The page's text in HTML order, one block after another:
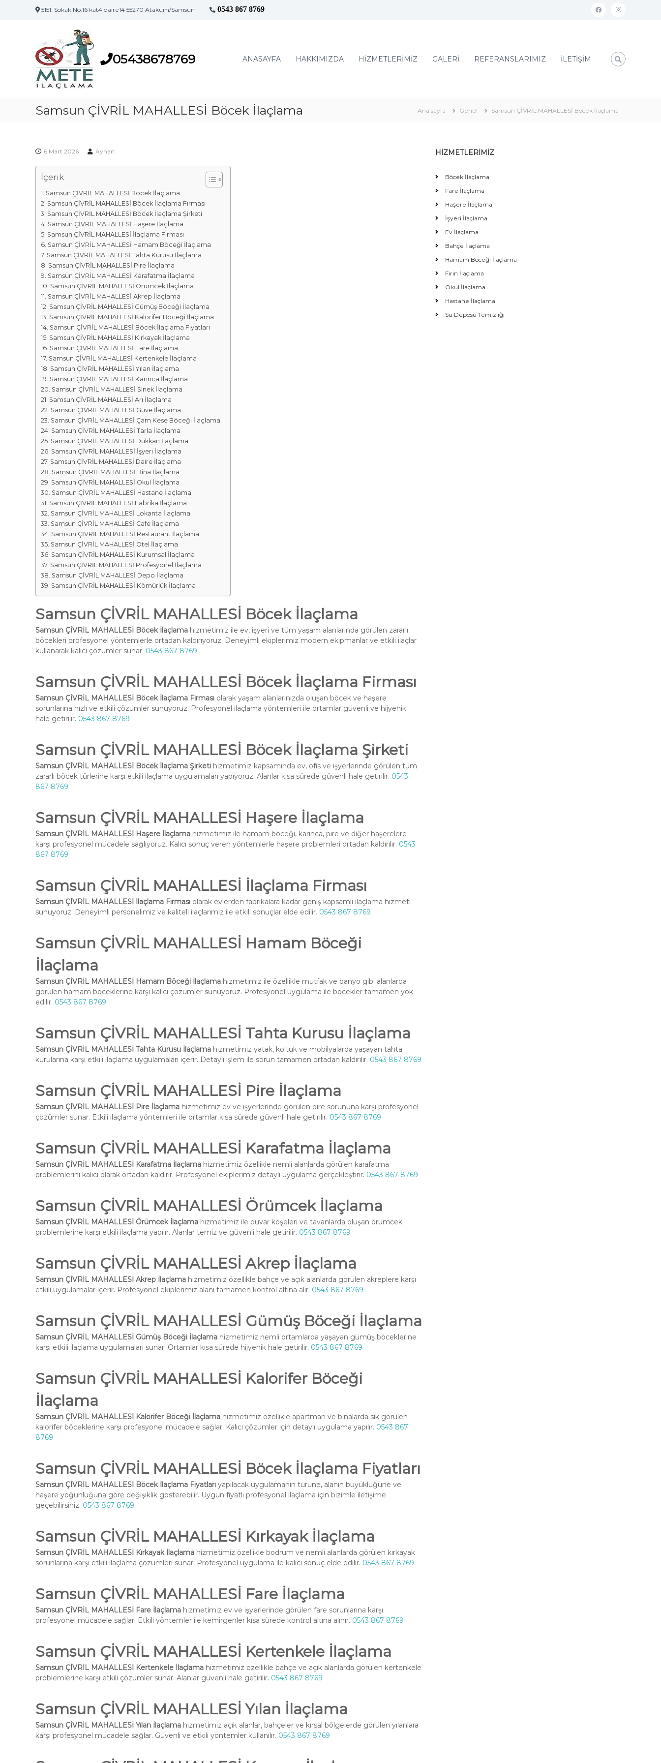
5151. Sokak No:16 kat4 daire14 55270 Atakum/Samsun 0543 867 8769
s
l
a
m
F
i
r
m
a
l
a
r
ı
u
n
ç
a
a
M
a
r
k
a
s
ı
05438678769 ANASAYFA HAKKIMIZDA HİZMETLERİMİZ GALERİ REFERANSLARIMIZ İLETİŞİM
Samsun ÇİVRİL MAHALLESİ Böcek İlaçlama Ana sayfa Genel Samsun ÇİVRİL MAHALLESİ Böcek İlaçlama
6 Mart 2026 Ayhan
İçerik
Samsun ÇİVRİL MAHALLESİ Böcek İlaçlama
Samsun ÇİVRİL MAHALLESİ Böcek İlaçlama Firması
Samsun ÇİVRİL MAHALLESİ Böcek İlaçlama Şirketi
Samsun ÇİVRİL MAHALLESİ Haşere İlaçlama
Samsun ÇİVRİL MAHALLESİ İlaçlama Firması
Samsun ÇİVRİL MAHALLESİ Hamam Böceği İlaçlama
Samsun ÇİVRİL MAHALLESİ Tahta Kurusu İlaçlama
Samsun ÇİVRİL MAHALLESİ Pire İlaçlama
Samsun ÇİVRİL MAHALLESİ Karafatma İlaçlama
Samsun ÇİVRİL MAHALLESİ Örümcek İlaçlama
Samsun ÇİVRİL MAHALLESİ Akrep İlaçlama
Samsun ÇİVRİL MAHALLESİ Gümüş Böceği İlaçlama
Samsun ÇİVRİL MAHALLESİ Kalorifer Böceği İlaçlama
Samsun ÇİVRİL MAHALLESİ Böcek İlaçlama Fiyatları
Samsun ÇİVRİL MAHALLESİ Kırkayak İlaçlama
Samsun ÇİVRİL MAHALLESİ Fare İlaçlama
Samsun ÇİVRİL MAHALLESİ Kertenkele İlaçlama
Samsun ÇİVRİL MAHALLESİ Yılan İlaçlama
Samsun ÇİVRİL MAHALLESİ Karınca İlaçlama
Samsun ÇİVRİL MAHALLESİ Sinek İlaçlama
Samsun ÇİVRİL MAHALLESİ Arı İlaçlama
Samsun ÇİVRİL MAHALLESİ Güve İlaçlama
Samsun ÇİVRİL MAHALLESİ Çam Kese Böceği İlaçlama
Samsun ÇİVRİL MAHALLESİ Tarla İlaçlama
Samsun ÇİVRİL MAHALLESİ Dükkan İlaçlama
Samsun ÇİVRİL MAHALLESİ İşyeri İlaçlama
Samsun ÇİVRİL MAHALLESİ Daire İlaçlama
Samsun ÇİVRİL MAHALLESİ Bina İlaçlama
Samsun ÇİVRİL MAHALLESİ Okul İlaçlama
Samsun ÇİVRİL MAHALLESİ Hastane İlaçlama
Samsun ÇİVRİL MAHALLESİ Fabrika İlaçlama
Samsun ÇİVRİL MAHALLESİ Lokanta İlaçlama
Samsun ÇİVRİL MAHALLESİ Cafe İlaçlama
Samsun ÇİVRİL MAHALLESİ Restaurant İlaçlama
Samsun ÇİVRİL MAHALLESİ Otel İlaçlama
Samsun ÇİVRİL MAHALLESİ Kurumsal İlaçlama
Samsun ÇİVRİL MAHALLESİ Profesyonel İlaçlama
Samsun ÇİVRİL MAHALLESİ Depo İlaçlama
Samsun ÇİVRİL MAHALLESİ Kömürlük İlaçlama
Samsun ÇİVRİL MAHALLESİ Böcek İlaçlama
Samsun ÇİVRİL MAHALLESİ Böcek İlaçlama hizmetimiz ile ev, işyeri ve tüm yaşam alanlarında görülen zararlı
böcekleri profesyonel yöntemlerle ortadan kaldırıyoruz. Deneyimli ekiplerimiz modern ekipmanlar ve etkili ilaçlar
kullanarak kalıcı çözümler sunar. 0543 867 8769
Samsun ÇİVRİL MAHALLESİ Böcek İlaçlama Firması
Samsun ÇİVRİL MAHALLESİ Böcek İlaçlama Firması olarak yaşam alanlarınızda oluşan böcek ve haşere
sorunlarına hızlı ve etkili çözümler sunuyoruz. Profesyonel ilaçlama yöntemleri ile ortamlar güvenli ve hijyenik
hale getirilir. 0543 867 8769
Samsun ÇİVRİL MAHALLESİ Böcek İlaçlama Şirketi
Samsun ÇİVRİL MAHALLESİ Böcek İlaçlama Şirketi hizmetimiz kapsamında ev, ofis ve işyerlerinde görülen tüm
zararlı böcek türlerine karşı etkili ilaçlama uygulamaları yapıyoruz. Alanlar kısa sürede güvenli hale getirilir. 0543
867 8769
Samsun ÇİVRİL MAHALLESİ Haşere İlaçlama
Samsun ÇİVRİL MAHALLESİ Haşere İlaçlama hizmetimiz ile hamam böceği, karınca, pire ve diğer haşerelere
karşı profesyonel mücadele sağlıyoruz. Kalıcı sonuç veren yöntemlerle haşere problemleri ortadan kaldırılır. 0543
867 8769
Samsun ÇİVRİL MAHALLESİ İlaçlama Firması
Samsun ÇİVRİL MAHALLESİ İlaçlama Firması olarak evlerden fabrikalara kadar geniş kapsamlı ilaçlama hizmeti
sunuyoruz. Deneyimli personelimiz ve kaliteli ilaçlarımız ile etkili sonuçlar elde edilir. 0543 867 8769
Samsun ÇİVRİL MAHALLESİ Hamam Böceği
İlaçlama
Samsun ÇİVRİL MAHALLESİ Hamam Böceği İlaçlama hizmetimiz ile özellikle mutfak ve banyo gibi alanlarda
görülen hamam böceklerine karşı kalıcı çözümler sunuyoruz. Profesyonel uygulama ile böcekler tamamen yok
edilir. 0543 867 8769
Samsun ÇİVRİL MAHALLESİ Tahta Kurusu İlaçlama
Samsun ÇİVRİL MAHALLESİ Tahta Kurusu İlaçlama hizmetimiz yatak, koltuk ve mobilyalarda yaşayan tahta
kurularına karşı etkili ilaçlama uygulamaları içerir. Detaylı işlem ile sorun tamamen ortadan kaldırılır. 0543 867 8769
Samsun ÇİVRİL MAHALLESİ Pire İlaçlama
Samsun ÇİVRİL MAHALLESİ Pire İlaçlama hizmetimiz ev ve işyerlerinde görülen pire sorununa karşı profesyonel
çözümler sunar. Etkili ilaçlama yöntemleri ile ortamlar kısa sürede güvenli hale getirilir. 0543 867 8769
Samsun ÇİVRİL MAHALLESİ Karafatma İlaçlama
Samsun ÇİVRİL MAHALLESİ Karafatma İlaçlama hizmetimiz özellikle nemli alanlarda görülen karafatma
problemlerini kalıcı olarak ortadan kaldırır. Profesyonel ekiplerimiz detaylı uygulama gerçekleştirir. 0543 867 8769
Samsun ÇİVRİL MAHALLESİ Örümcek İlaçlama
Samsun ÇİVRİL MAHALLESİ Örümcek İlaçlama hizmetimiz ile duvar köşeleri ve tavanlarda oluşan örümcek
problemlerine karşı etkili ilaçlama yapılır. Alanlar temiz ve güvenli hale getirilir. 0543 867 8769
Samsun ÇİVRİL MAHALLESİ Akrep İlaçlama
Samsun ÇİVRİL MAHALLESİ Akrep İlaçlama hizmetimiz özellikle bahçe ve açık alanlarda görülen akreplere karşı
etkili uygulamalar içerir. Profesyonel ekiplerimiz alanı tamamen kontrol altına alır. 0543 867 8769
Samsun ÇİVRİL MAHALLESİ Gümüş Böceği İlaçlama
Samsun ÇİVRİL MAHALLESİ Gümüş Böceği İlaçlama hizmetimiz nemli ortamlarda yaşayan gümüş böceklerine
karşı etkili ilaçlama uygulamaları sunar. Ortamlar kısa sürede hijyenik hale getirilir. 0543 867 8769
Samsun ÇİVRİL MAHALLESİ Kalorifer Böceği
İlaçlama
Samsun ÇİVRİL MAHALLESİ Kalorifer Böceği İlaçlama hizmetimiz özellikle apartman ve binalarda sık görülen
kalorifer böceklerine karşı profesyonel mücadele sağlar. Kalıcı çözümler için detaylı uygulama yapılır. 0543 867
8769
Samsun ÇİVRİL MAHALLESİ Böcek İlaçlama Fiyatları
Samsun ÇİVRİL MAHALLESİ Böcek İlaçlama Fiyatları yapılacak uygulamanın türüne, alanın büyüklüğüne ve
haşere yoğunluğuna göre değişiklik gösterebilir. Uygun fiyatlı profesyonel ilaçlama için bizimle iletişime
geçebilirsiniz. 0543 867 8769
Samsun ÇİVRİL MAHALLESİ Kırkayak İlaçlama
Samsun ÇİVRİL MAHALLESİ Kırkayak İlaçlama hizmetimiz özellikle bodrum ve nemli alanlarda görülen kırkayak
sorunlarına karşı etkili ilaçlama çözümleri sunar. Profesyonel uygulama ile kalıcı sonuç elde edilir. 0543 867 8769
Samsun ÇİVRİL MAHALLESİ Fare İlaçlama
Samsun ÇİVRİL MAHALLESİ Fare İlaçlama hizmetimiz ev ve işyerlerinde görülen fare sorunlarına karşı
profesyonel mücadele sağlar. Etkili yöntemler ile kemirgenler kısa sürede kontrol altına alınır. 0543 867 8769
Samsun ÇİVRİL MAHALLESİ Kertenkele İlaçlama
Samsun ÇİVRİL MAHALLESİ Kertenkele İlaçlama hizmetimiz özellikle bahçe ve açık alanlarda görülen kertenkele
problemlerine karşı etkili çözümler sunar. Alanlar güvenli hale getirilir. 0543 867 8769
Samsun ÇİVRİL MAHALLESİ Yılan İlaçlama
Samsun ÇİVRİL MAHALLESİ Yılan İlaçlama hizmetimiz açık alanlar, bahçeler ve kırsal bölgelerde görülen yılanlara
karşı profesyonel mücadele sağlar. Güvenli ve etkili yöntemler kullanılır. 0543 867 8769
HİZMETLERİMİZ
Böcek İlaçlama
Fare İlaçlama
Haşere İlaçlama
İşyeri İlaçlama
Ev İlaçlama
Bahçe İlaçlama
Hamam Böceği İlaçlama
Fırın İlaçlama
Okul İlaçlama
Hastane İlaçlama
Su Deposu Temizliği